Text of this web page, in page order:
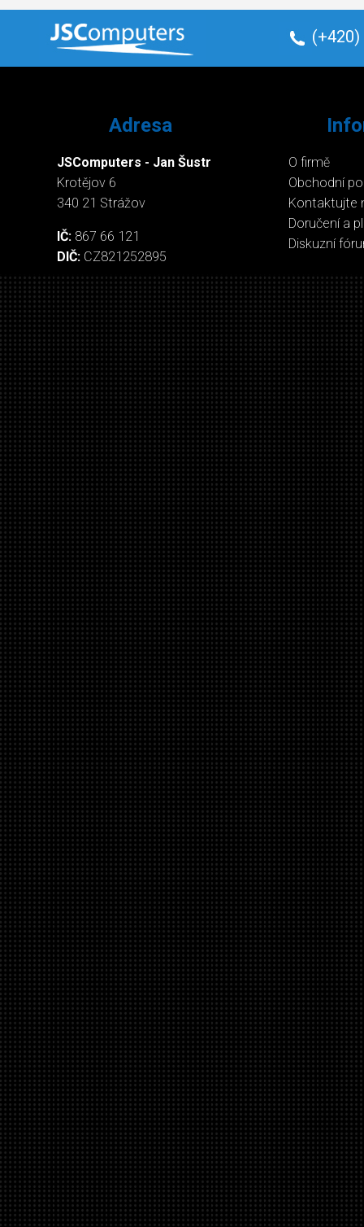
(+420)
Adresa
JSComputers - Jan Šustr
Krotějov 6
340 21 Strážov
IČ: 867 66 121
DIČ: CZ821252895
O firmě
Obchodní
Kontaktujte
Doručení a
Diskuzní